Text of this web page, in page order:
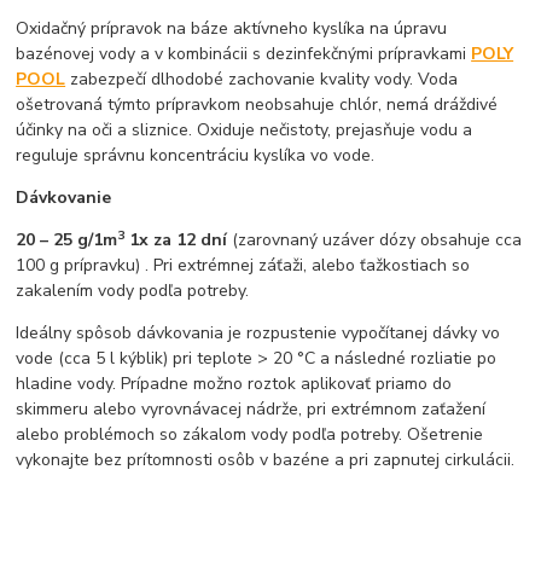
Oxidačný prípravok na báze aktívneho kyslíka na úpravu
bazénovej vody a v kombinácii s dezinfekčnými prípravkami POLY
POOL zabezpečí dlhodobé zachovanie kvality vody. Voda
ošetrovaná týmto prípravkom neobsahuje chlór, nemá dráždivé
účinky na oči a sliznice. Oxiduje nečistoty, prejasňuje vodu a
reguluje správnu koncentráciu kyslíka vo vode.
Dávkovanie
20 – 25 g/1m3 1x za 12 dní(zarovnaný uzáver dózy obsahuje cca
100 g prípravku) . Pri extrémnej záťaži, alebo ťažkostiach so
zakalením vody podľa potreby.
Ideálny spôsob dávkovania je rozpustenie vypočítanej dávky vo
vode (cca 5 l kýblik) pri teplote > 20 °C a následné rozliatie po
hladine vody. Prípadne možno roztok aplikovať priamo do
skimmeru alebo vyrovnávacej nádrže, pri extrémnom zaťažení
alebo problémoch so zákalom vody podľa potreby. Ošetrenie
vykonajte bez prítomnosti osôb v bazéne a pri zapnutej cirkulácii.